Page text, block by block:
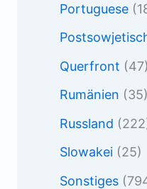
Portuguese
Querfront (47)
Rumänien (35)
Russland
Slowakei (25)
Sonstiges